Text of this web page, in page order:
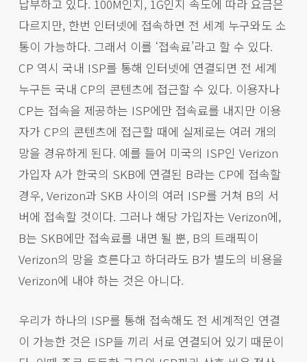
납부하고 있다. 100M인지, 1G인지 속도에 따라 요금은
다르지만, 한번 인터넷에 접속하면 전 세계 누구와도 소
통이 가능하다. 그래서 이를 ‘접속료’라고 할 수 있다.
CP 역시 국내 ISP를 통해 인터넷에 연결되면 전 세계
누구든 국내 CP의 콘텐츠에 접근할 수 있다. 이용자나
CP는 접속을 제공하는 ISP에만 접속료를 내지만 이용
자가 CP의 콘텐츠에 접근할 때에 실제로는 여러 개의
망을 경유하게 된다. 예를 들어 미국의 ISP인 Verizon
가입자 A가 한국의 SKB에 연결된 B라는 CP에 접속할
경우, Verizon과 SKB 사이의 여러 ISP를 거쳐 B의 서
버에 접속할 것이다. 그러나 해당 가입자는 Verizon에,
B는 SKB에만 접속료를 내면 될 뿐, B의 트래픽이
Verizon의 망을 흐른다고 하더라도 B가 별도의 비용을
Verizon에 내야 하는 것은 아니다.
우리가 하나의 ISP를 통해 접속해도 전 세계적인 연결
이 가능한 것은 ISP들 끼리 서로 연결되어 있기 때문이